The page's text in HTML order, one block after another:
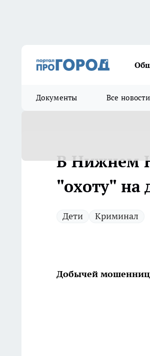
Документы Все новости
В Нижнем
"охоту" на
Дети Криминал
Добычей мошенниц